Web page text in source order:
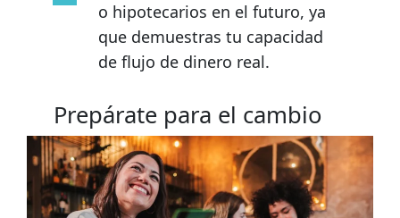
o hipotecarios en el futuro, ya
que demuestras tu capacidad
de flujo de dinero real.
Prepárate para el cambio